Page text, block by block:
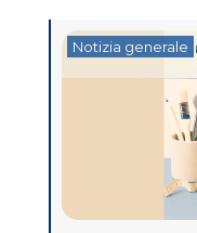
Notizia generale